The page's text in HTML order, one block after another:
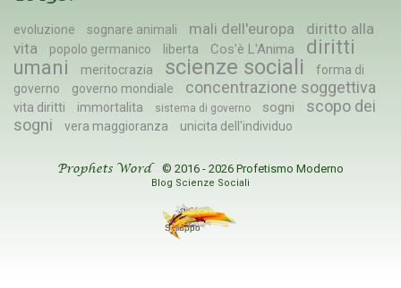
evoluzione sognare animali mali dell'europa
diritto alla
vita
popolo germanico liberta Cos'è L'Anima
diritti
umani
meritocrazia scienze sociali
forma di
governo
governo mondiale concentrazione soggettiva
vita diritti immortalita sistema di governo sogni
scopo dei
sogni
vera maggioranza unicita dell'individuo
Prophets Word © 2016 - 2026 Profetismo Moderno
Blog Scienze Sociali
Sviluppo